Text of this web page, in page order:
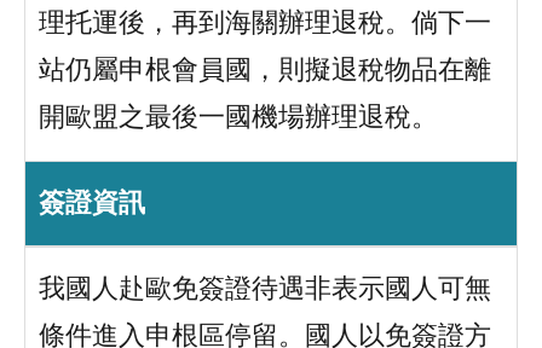
理托運後，再到海關辦理退稅。倘下一
站仍屬申根會員國，則擬退稅物品在離
開歐盟之最後一國機場辦理退稅。
簽證資訊
我國人赴歐免簽證待遇非表示國人可無
條件進入申根區停留。國人以免簽證方